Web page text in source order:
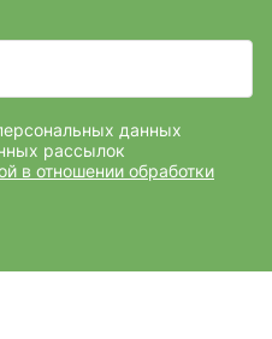
данных
рассылок
в отношении обработки